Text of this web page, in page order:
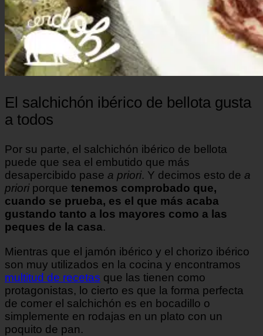
El salchichón ibérico de bellota gusta
a todos
Por su parte, el salchichón ibérico de bellota
puede que sea el embutido que más
desapercibido pase a priori. Y decimos esto de a
prioriporque tenemos comprobado que,
cuando se prueba, es el que más acaba
gustando tanto a los mayores como a las
peques de la casa.
Mientras que el jamón ibérico y el chorizo ibérico
son muy utilizados en la cocina y encontramos
multitud de recetas que las tienen como
protagonistas, lo cierto es que la forma perfecta
de comer el salchichón es en bocadillo o
simplemente en rodajas en un plato con un
poquito de pan.